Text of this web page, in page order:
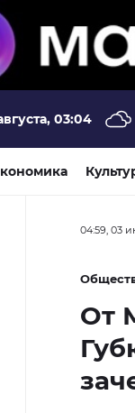
03:04
04:59, 03
От